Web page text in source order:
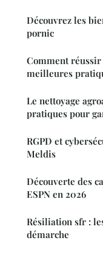
Découvrez les
pornic
Comment
meilleures
Le nettoyage
pratiques pour
RGPD et
Meldis
Découverte des
ESPN en 2026
Résiliation sfr :
démarche